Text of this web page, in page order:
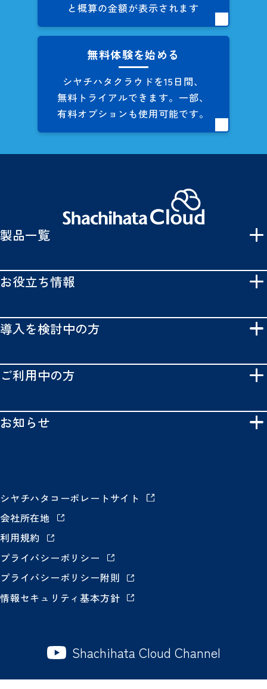
と概算の金額が表示されます
無料体験を始める
シヤチハタクラウドを15日間、
無料トライアルできます。 一部、
有料オプションも使用可能です。
製品一覧
お役立ち情報
導入を検討中の方
ご利用中の方
お知らせ
シヤチハタコーポレートサイト
会社所在地
利用規約
プライバシーポリシー
プライバシーポリシー附則
情報セキュリティ基本方針
Shachihata Cloud Channel